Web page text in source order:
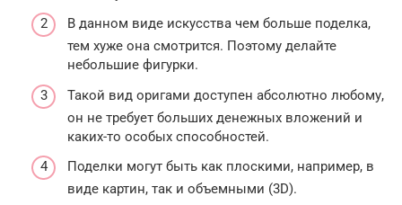
В данном виде искусства чем больше поделка,
тем хуже она смотрится. Поэтому делайте
небольшие фигурки.
Такой вид оригами доступен абсолютно любому,
он не требует больших денежных вложений и
каких-то особых способностей.
Поделки могут быть как плоскими, например, в
виде картин, так и объемными (3D).